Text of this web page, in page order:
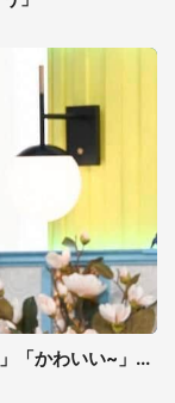
「かわいい~」...